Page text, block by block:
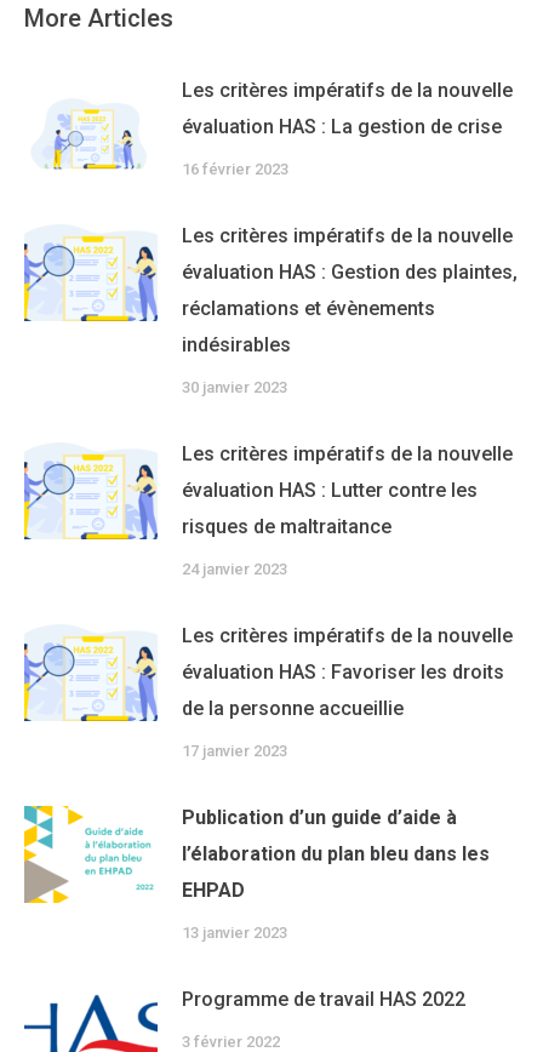
More Articles
Les critères impératifs de la nouvelle
évaluation HAS : La gestion de crise
16 février 2023
Les critères impératifs de la nouvelle
évaluation HAS : Gestion des plaintes,
réclamations et évènements
indésirables
30 janvier 2023
Les critères impératifs de la nouvelle
évaluation HAS : Lutter contre les
risques de maltraitance
24 janvier 2023
Les critères impératifs de la nouvelle
évaluation HAS : Favoriser les droits
de la personne accueillie
17 janvier 2023
Publication d’un guide d’aide à
l’élaboration du plan bleu dans les
EHPAD
13 janvier 2023
Programme de travail HAS 2022
3 février 2022